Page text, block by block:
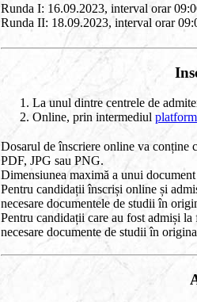
Runda I: 16.09.2023, interval orar
Runda II: 18.09.2023, interval orar
La unul dintre centrele de
Online, prin intermediul
Dosarul de înscriere online va conține
PDF, JPG sau PNG.
Dimensiunea maximă a unui
Pentru candidații înscriși online și
necesare documentele de studii în
Pentru candidații care au fost admiși
necesare documente de studii în